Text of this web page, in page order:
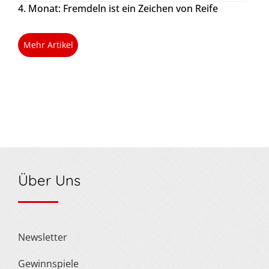
4. Monat: Fremdeln ist ein Zeichen von Reife
Mehr Artikel
Über Uns
Newsletter
Gewinnspiele